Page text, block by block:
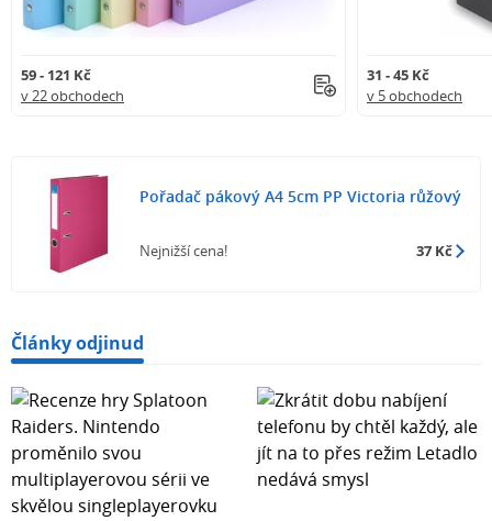
59 - 121 Kč
v 22 obchodech
31 - 45 Kč
v 5 obchodech
Pořadač pákový A4 5cm PP Victoria růžový
Nejnižší cena! 37 Kč
Články odjinud